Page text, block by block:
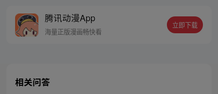
人…六十年后，他再次破石而出，背负着守
护族人的希望和信念打败了妖怪大道的霸
腾讯动漫App
海量正版漫画畅快看
立即下载
相关问答